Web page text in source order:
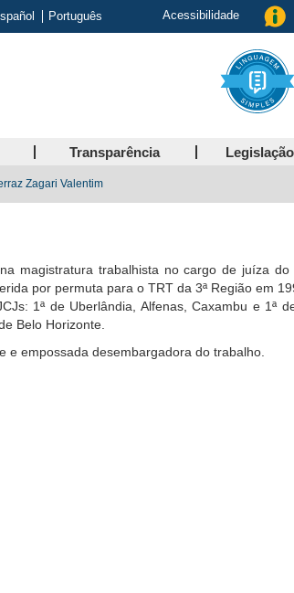
Acessibilidade
Português
Transparência Legislação
Zagari Valentim
magistratura trabalhista no cargo de juíza
por permuta para o TRT da 3ª Região em
1ª de Uberlândia, Alfenas, Caxambu e 1ª
Belo Horizonte.
e empossada desembargadora do trabalho.